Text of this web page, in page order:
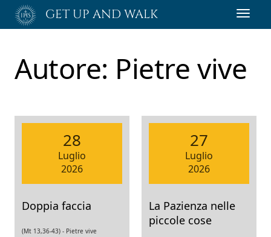
Passa
GET UP AND WALK
Autore: Pietre vive
28
Luglio
2026
Doppia faccia
(Mt 13,36-43) - Pietre vive
27
Luglio
2026
La Pazienza nelle
piccole cose